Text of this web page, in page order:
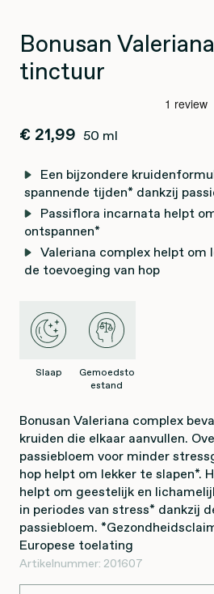
Bonusan
tinctuur
€ 21,99 50 ml
Een bijzondere
spannende tijden* dankzij
Passiflora incarnata helpt
ontspannen*
Valeriana complex helpt om
de toevoeging van hop
Slaap
Gemoedsto
estand
Bonusan Valeriana complex
kruiden die elkaar aanvullen.
passiebloem voor minder
hop helpt om lekker te slapen*.
helpt om geestelijk en
in periodes van stress* dankzij
passiebloem.
Europese toelating
Artikelnummer: 201607